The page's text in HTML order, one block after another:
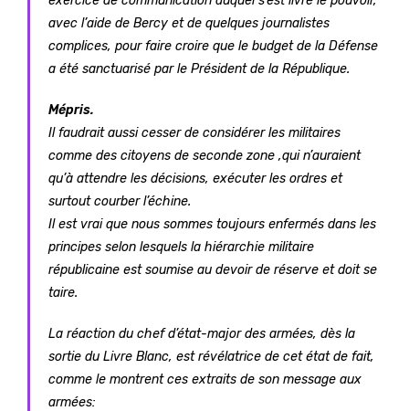
avec l’aide de Bercy et de quelques journalistes
complices, pour faire croire que le budget de la Défense
a été sanctuarisé par le Président de la République.
Mépris.
Il faudrait aussi cesser de considérer les militaires
comme des citoyens de seconde zone ,qui n’auraient
qu’à attendre les décisions, exécuter les ordres et
surtout courber l’échine.
Il est vrai que nous sommes toujours enfermés dans les
principes selon lesquels la hiérarchie militaire
républicaine est soumise au devoir de réserve et doit se
taire.
La réaction du chef d’état-major des armées, dès la
sortie du Livre Blanc, est révélatrice de cet état de fait,
comme le montrent ces extraits de son message aux
armées: